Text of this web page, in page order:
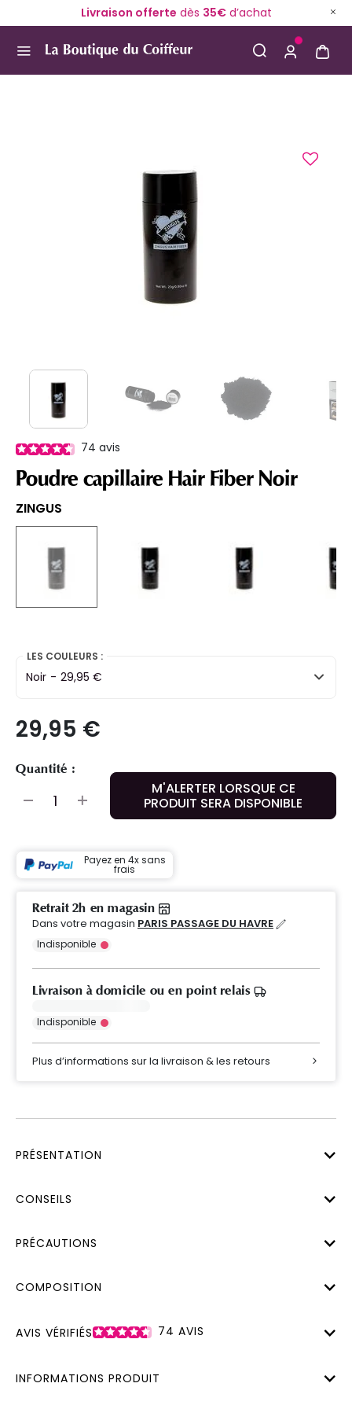
Livraison offerte dès 35€d’achat
74 avis
Poudre capillaire Hair Fiber Noir
ZINGUS
selected
LES COULEURS :
Noir - 29,95 €
29,95 €
Quantité :
M'ALERTER LORSQUE CE
PRODUIT SERA DISPONIBLE
Payez en 4x sans
frais
Retrait 2h en magasin
Dans votre magasin PARIS PASSAGE DU HAVRE
Indisponible
Livraison à domicile ou en point relais
Indisponible
Plus d’informations sur la livraison & les retours
PRÉSENTATION
CONSEILS
PRÉCAUTIONS
COMPOSITION
AVIS VÉRIFIÉS 74 AVIS
INFORMATIONS PRODUIT